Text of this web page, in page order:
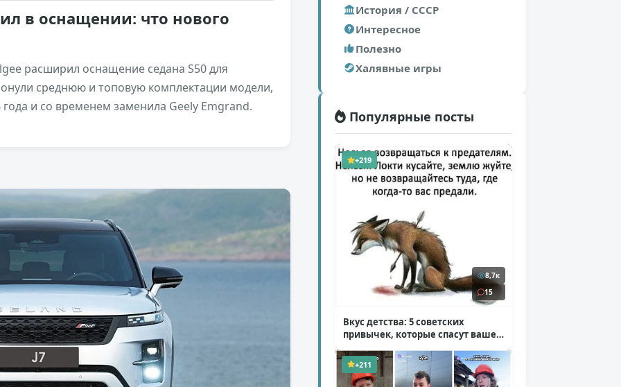
в оснащении: что нового
расширил оснащение седана S50 для
среднюю и топовую комплектации модели,
и со временем заменила Geely Emgrand.
История / СССР
Интересное
Полезно
Халявные игры
Популярные посты
+219
8,7к
15
Вкус детства: 5 советских
привычек, которые спасут ваше
+211